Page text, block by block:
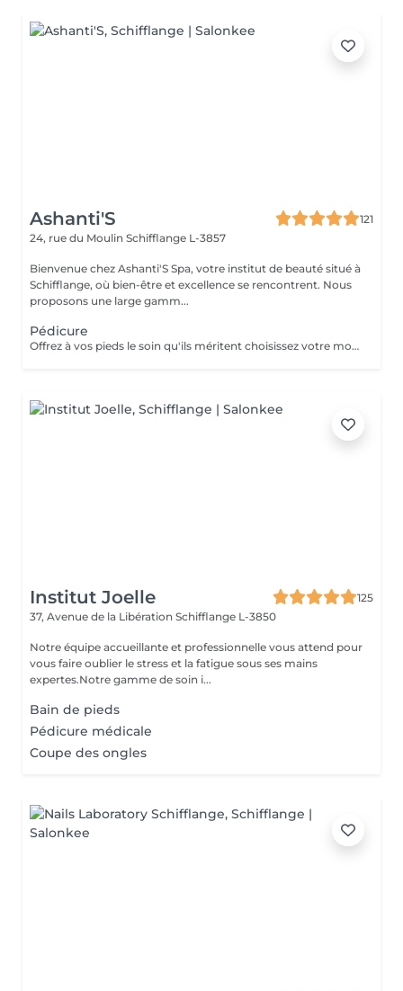
Ashanti'S
121
24, rue du Moulin Schifflange L-3857
Bienvenue chez Ashanti'S Spa, votre institut de beauté situé à
Schifflange, où bien-être et excellence se rencontrent. Nous
proposons une large gamm...
Pédicure
Offrez à vos pieds le soin qu'ils méritent choisissez votre moment de détente . Vos pieds racontent votre élégance, prenez-en soin chez Ashanti's SPA . Idéal en BON CADEAU Convient aux personnes à mobilité réduite!
Institut Joelle
125
37, Avenue de la Libération Schifflange L-3850
Notre équipe accueillante et professionnelle vous attend pour
vous faire oublier le stress et la fatigue sous ses mains
expertes.Notre gamme de soin i...
Bain de pieds
Pédicure médicale
Coupe des ongles